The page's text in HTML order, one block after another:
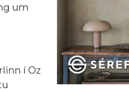
um
í Oz